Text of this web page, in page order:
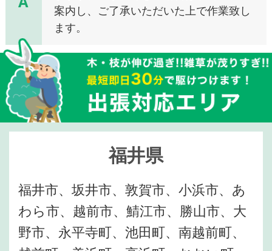
案内し、ご了承いただいた上で作業致し
ます。
福井県
福井市、坂井市、敦賀市、小浜市、あ
わら市、越前市、鯖江市、勝山市、大
野市、永平寺町、池田町、南越前町、